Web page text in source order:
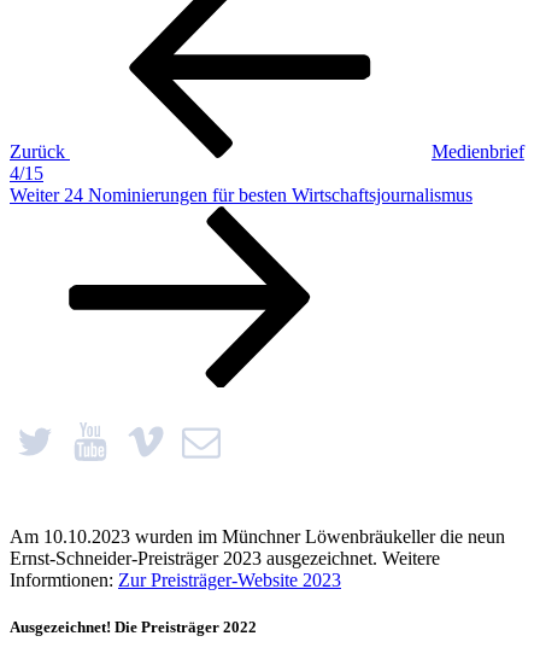
Zurück
Medienbrief
4/15
Nächster
Weiter 24 Nominierungen für besten Wirtschaftsjournalismus
Am 10.10.2023 wurden im Münchner Löwenbräukeller die neun
Ernst-Schneider-Preisträger 2023 ausgezeichnet. Weitere
Informtionen: Zur Preisträger-Website 2023
Ausgezeichnet! Die Preisträger 2022